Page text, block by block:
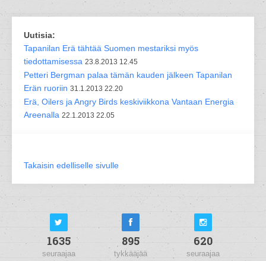
Uutisia:
Tapanilan Erä tähtää Suomen mestariksi myös
tiedottamisessa 23.8.2013 12.45
Petteri Bergman palaa tämän kauden jälkeen Tapanilan
Erän ruoriin 31.1.2013 22.20
Erä, Oilers ja Angry Birds keskiviikkona Vantaan Energia
Areenalla 22.1.2013 22.05
Takaisin edelliselle sivulle
1635
seuraajaa
895
tykkääjää
620
seuraajaa